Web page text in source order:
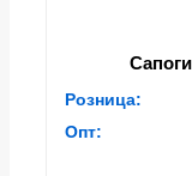
Розница:
Опт: